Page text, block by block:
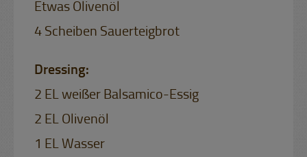
Etwas Olivenöl
4 Scheiben Sauerteigbrot
Dressing:
2 EL weißer Balsamico-Essig
2 EL Olivenöl
1 EL Wasser